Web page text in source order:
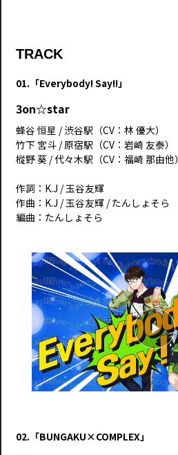
TRACK
01.「Everybody! Say!!」
3on☆star
蜂谷 恒星 / 渋谷駅（CV：林 優大）
竹下 宮斗 / 原宿駅（CV：岩崎 友泰）
樅野 葵 / 代々木駅（CV：福崎 那由他）
作詞：K.J / 玉谷友輝
作曲：K.J / 玉谷友輝 / たんしょそら
編曲：たんしょそら
02.「BUNGAKU×COMPLEX」